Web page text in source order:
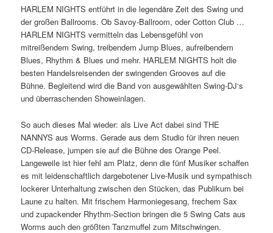
HARLEM NIGHTS entführt in die legendäre Zeit des Swing und
der großen Ballrooms. Ob Savoy-Ballroom, oder Cotton Club …
HARLEM NIGHTS vermitteln das Lebensgefühl von
mitreißendem Swing, treibendem Jump Blues, aufreibendem
Blues, Rhythm & Blues und mehr. HARLEM NIGHTS holt die
besten Handelsreisenden der swingenden Grooves auf die
Bühne. Begleitend wird die Band von ausgewählten Swing-DJ‘s
und überraschenden Showeinlagen.
So auch dieses Mal wieder: als Live Act dabei sind THE
NANNYS aus Worms. Gerade aus dem Studio für ihren neuen
CD-Release, jumpen sie auf die Bühne des Orange Peel.
Langeweile ist hier fehl am Platz, denn die fünf Musiker schaffen
es mit leidenschaftlich dargebotener Live-Musik und sympathisch
lockerer Unterhaltung zwischen den Stücken, das Publikum bei
Laune zu halten. Mit frischem Harmoniegesang, frechem Sax
und zupackender Rhythm-Section bringen die 5 Swing Cats aus
Worms auch den größten Tanzmuffel zum Mitschwingen.